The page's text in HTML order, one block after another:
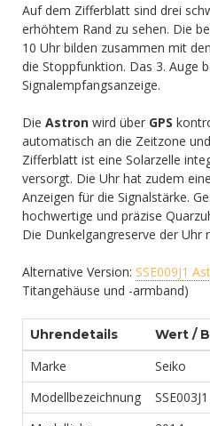
Auf dem Zifferblatt sind drei
erhöhtem Rand zu sehen. Die
10 Uhr bilden zusammen mit
die Stoppfunktion. Das 3. Auge
Signalempfangsanzeige.
Die Astron wird über GPS
automatisch an die Zeitzone
Zifferblatt ist eine Solarzelle
versorgt. Die Uhr hat zudem
Anzeigen für die Signalstärke.
hochwertige und präzise
Die Dunkelgangreserve der Uhr
Alternative Version: SSE009J1
Titangehäuse und -armband)
Uhrendetails Wert /
Marke
Seiko
Modellbezeichnung